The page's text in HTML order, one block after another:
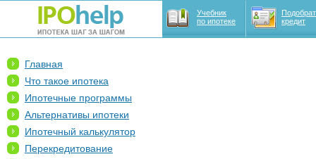
Учебник
по ипотеке
кредит
Главная
Что такое ипотека
Ипотечные программы
Альтернативы ипотеки
Ипотечный калькулятор
Перекредитование